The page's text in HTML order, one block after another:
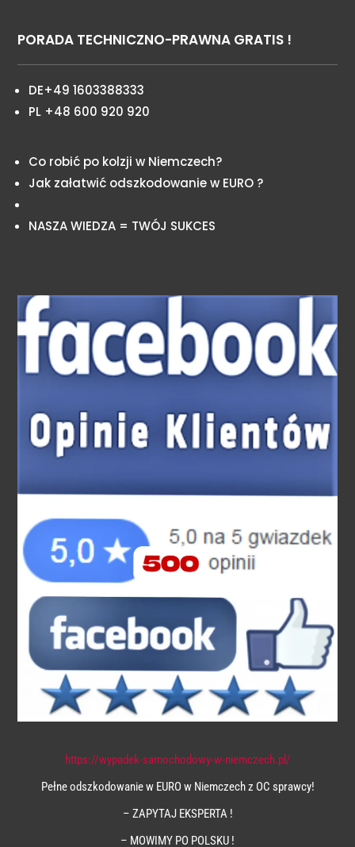
PORADA TECHNICZNO-PRAWNA GRATIS !
DE+49 1603388333
PL +48 600 920 920
Co robić po kolzji w Niemczech?
Jak załatwić odszkodowanie w EURO ?
NASZA WIEDZA = TWÓJ SUKCES
https://wypadek-samochodowy-w-niemczech.pl/
Pełne odszkodowanie w EURO w Niemczech z OC sprawcy!
– ZAPYTAJ EKSPERTA !
– MOWIMY PO POLSKU !